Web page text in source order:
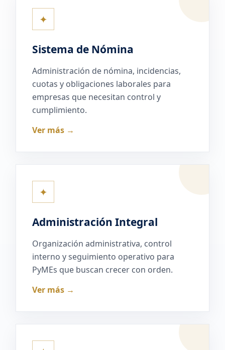
✦
Sistema de Nómina
Administración de nómina, incidencias,
cuotas y obligaciones laborales para
empresas que necesitan control y
cumplimiento.
Ver más →
✦
Administración Integral
Organización administrativa, control
interno y seguimiento operativo para
PyMEs que buscan crecer con orden.
Ver más →